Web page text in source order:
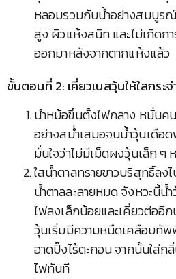
หลอมรวมกับน้ำอย่างสมบูร
สูง ผิวแห้งสนิท และไม่เกิดก
ออกมาหลังจากตากแห้งแล้ว
ขั้นตอนที่ 2: เคี่ยวเบสวุ้นให้ใสกระจ่
นำหม้อขึ้นตั้งไฟกลาง หมั่นค
อย่างสม่ำเสมอจนน้ำวุ้นเดือ
มั่นใจว่าไม่มีเม็ดผงวุ้นเล็ก ๆ
ใสน้ำตาลทรายขาวบริสุทธิ์ล
น้ำตาลละลายหมด จังหวะนี้น้
ไฟลงเล็กน้อยและเคี่ยวต่ออี
วุ้นเริ่มมีความหนืดเคลือบทัพ
อาดปิ๊งไร้ตะกอน จากนั้นใส่
ไฟทันที